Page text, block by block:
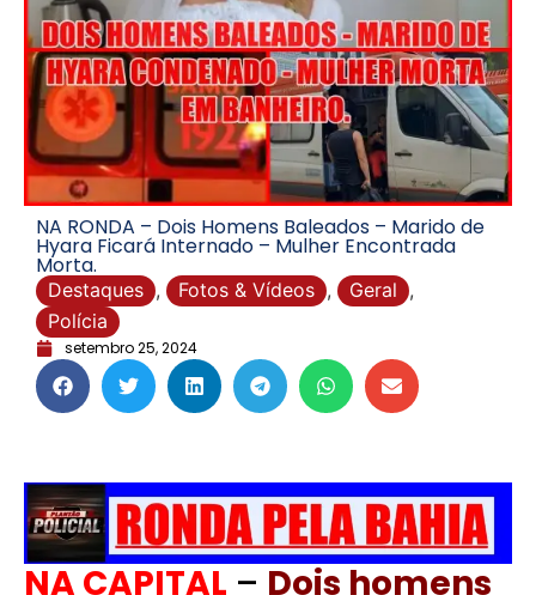
NA RONDA – Dois Homens Baleados – Marido de
Hyara Ficará Internado – Mulher Encontrada
Morta.
Destaques , Fotos & Vídeos , Geral ,
Polícia
setembro 25, 2024
NA CAPITAL – Dois homens